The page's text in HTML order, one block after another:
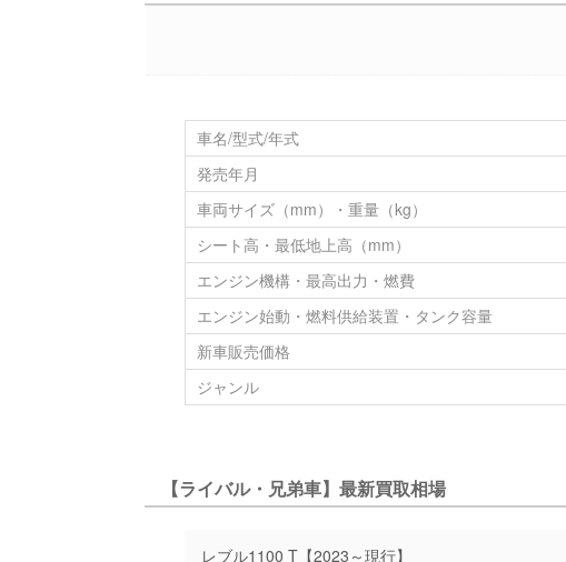
車名/型式/年式
発売年月
車両サイズ（mm）・重量（kg）
シート高・最低地上高（mm）
エンジン機構・最高出力・燃費
エンジン始動・燃料供給装置・タンク容量
新車販売価格
ジャンル
【ライバル・兄弟車】最新買取相場
レブル1100 T【2023～現行】